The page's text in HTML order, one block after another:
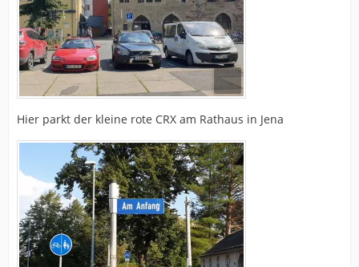
Hier parkt der kleine rote CRX am Rathaus in Jena